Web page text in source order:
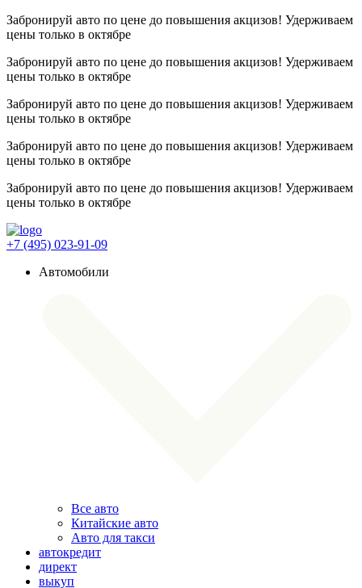
Забронируй авто по цене до повышения акцизов! Удерживаем
цены только в октябре
Забронируй авто по цене до повышения акцизов! Удерживаем
цены только в октябре
Забронируй авто по цене до повышения акцизов! Удерживаем
цены только в октябре
Забронируй авто по цене до повышения акцизов! Удерживаем
цены только в октябре
Забронируй авто по цене до повышения акцизов! Удерживаем
цены только в октябре
+7 (495) 023-91-09
Автомобили
Все авто
Китайские авто
Авто для такси
автокредит
директ
выкуп